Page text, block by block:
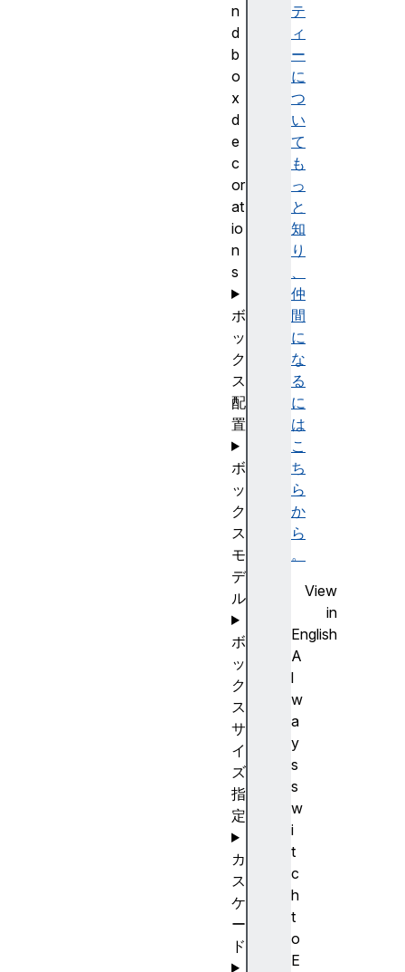
テ
ィ
ー
に
つ
い
て
も
っ
と
知
り
、
仲
間
に
な
る
に
は
こ
ち
ら
か
ら
。
View
in
English
A
l
w
a
y
s
s
w
i
t
c
h
t
o
E
n
d
b
o
x
d
e
c
or
at
io
n
s
ボ
ッ
ク
ス
配
置
ボ
ッ
ク
ス
モ
デ
ル
ボ
ッ
ク
ス
サ
イ
ズ
指
定
カ
ス
ケ
ー
ド